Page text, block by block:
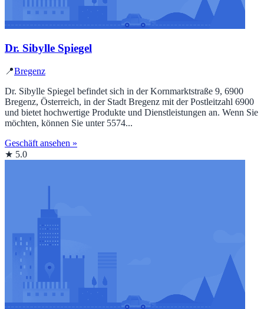
Dr. Sibylle Spiegel
📍Bregenz
Dr. Sibylle Spiegel befindet sich in der Kornmarktstraße 9, 6900
Bregenz, Österreich, in der Stadt Bregenz mit der Postleitzahl 6900
und bietet hochwertige Produkte und Dienstleistungen an. Wenn Sie
möchten, können Sie unter 5574...
Geschäft ansehen »
★ 5.0